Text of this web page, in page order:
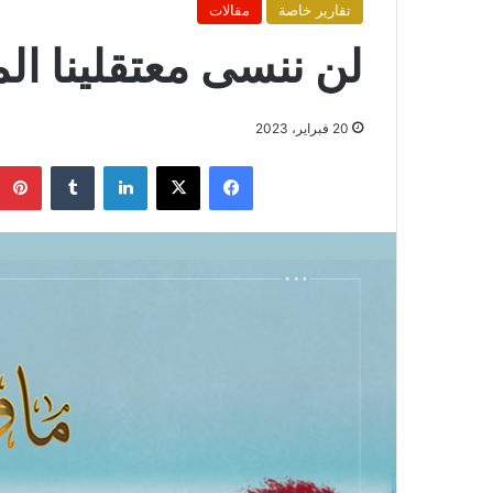
تقارير خاصة مقالات
لن ننسى معتقلينا
20 فبراير، 2023
فيسبوك X لينكدإن